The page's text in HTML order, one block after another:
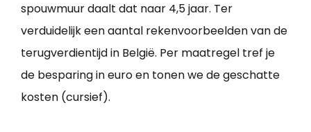
spouwmuur daalt dat naar 4,5 jaar. Ter
verduidelijk een aantal rekenvoorbeelden van de
terugverdientijd in België. Per maatregel tref je
de besparing in euro en tonen we de geschatte
kosten (cursief).